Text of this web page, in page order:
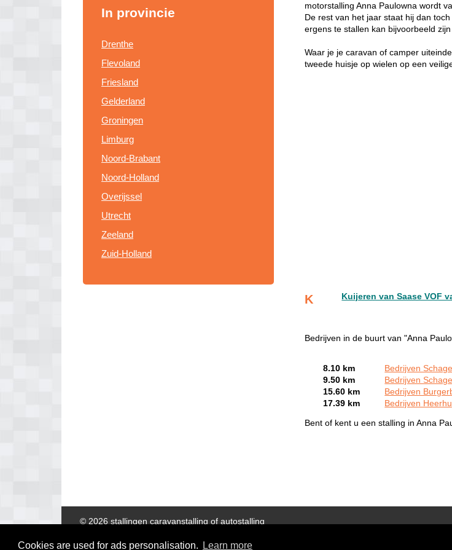
Cookies are used for ads personalisation. Learn more
In provincie
Drenthe
Flevoland
Friesland
Gelderland
Groningen
Limburg
Noord-Brabant
Noord-Holland
Overijssel
Utrecht
Zeeland
Zuid-Holland
motorstalling Anna Paulowna wordt
De rest van het jaar staat hij dan
ergens te stallen kan bijvoorbeeld
Waar je je caravan of camper
tweede huisje op wielen op een
K Kuijeren van Saase VOF
Bedrijven in de buurt van "Anna
8.10 km
Bedrijven
9.50 km
Bedrijven
15.60 km
Bedrijven
17.39 km
Bedrijven
Bent of kent u een stalling in Anna
© 2026 stallingen caravanstalling of autostalling